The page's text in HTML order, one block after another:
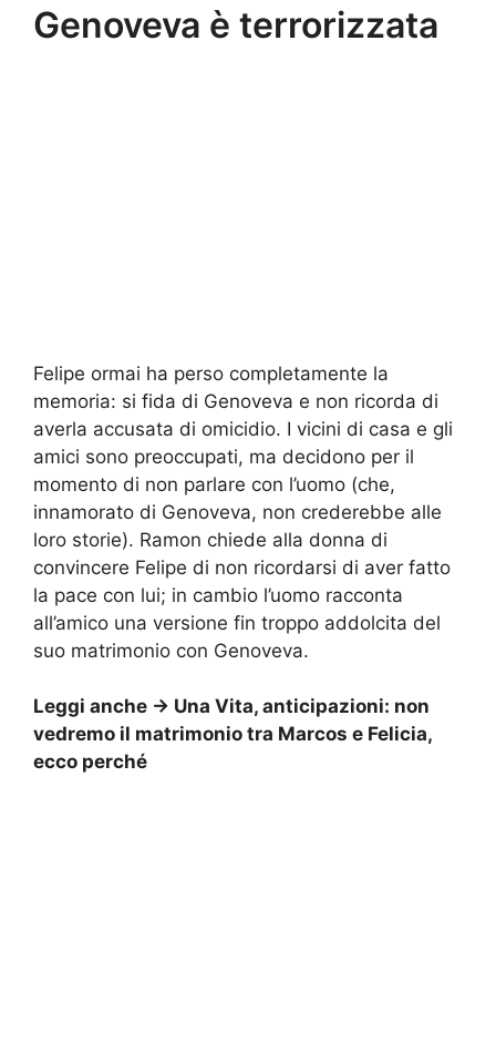
Genoveva è terrorizzata
Felipe ormai ha perso completamente la
memoria: si fida di Genoveva e non ricorda di
averla accusata di omicidio. I vicini di casa e gli
amici sono preoccupati, ma decidono per il
momento di non parlare con l’uomo (che,
innamorato di Genoveva, non crederebbe alle
loro storie). Ramon chiede alla donna di
convincere Felipe di non ricordarsi di aver fatto
la pace con lui; in cambio l’uomo racconta
all’amico una versione fin troppo addolcita del
suo matrimonio con Genoveva.
Leggi anche -> Una Vita, anticipazioni: non
vedremo il matrimonio tra Marcos e Felicia,
ecco perché